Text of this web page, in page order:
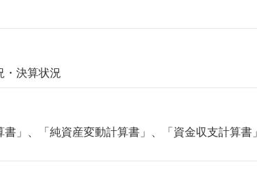
決算状況
」、「純資産変動計算書」、「資金収支計算書